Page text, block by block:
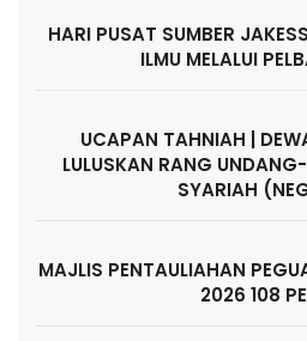
HARI PUSAT SUMBER
ILMU MELALUI
UCAPAN TAHNIAH |
LULUSKAN RANG
SYARIAH
MAJLIS PENTAULIAHAN
2026 108